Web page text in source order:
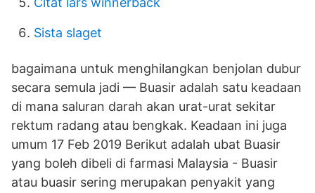
Sista slaget
bagaimana untuk menghilangkan benjolan dubur
secara semula jadi — Buasir adalah satu keadaan
di mana saluran darah akan urat-urat sekitar
rektum radang atau bengkak. Keadaan ini juga
umum 17 Feb 2019 Berikut adalah ubat Buasir
yang boleh dibeli di farmasi Malaysia - Buasir
atau buasir sering merupakan penyakit yang